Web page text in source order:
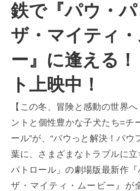
鉄で『パウ・
ザ・マイティ
ー』に逢える
ト上映中！
【この冬、冒険と感動の世界
ントと個性豊かな子犬たち=チ
ール”が、“パウっと解決！パウ
葉に、さまざまなトラブルに立
パトロール」の劇場版最新作
ザ・マイティ・ムービー』が